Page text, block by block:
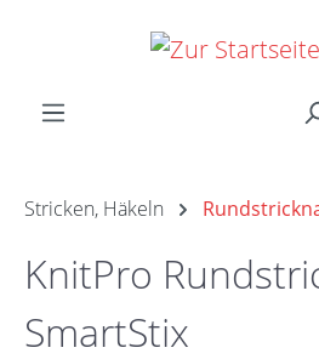
Zum Hauptinhalt springen
Stricken, Häkeln
KnitPro
SmartStix